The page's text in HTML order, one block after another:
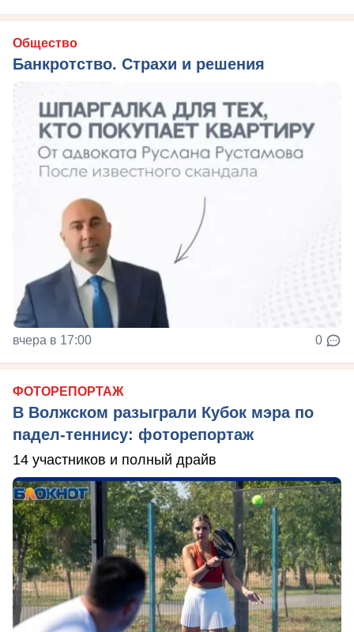
Общество
Банкротство. Страхи и решения
вчера в 17:00 0
ФОТОРЕПОРТАЖ
В Волжском разыграли Кубок мэра по
падел-теннису: фоторепортаж
14 участников и полный драйв